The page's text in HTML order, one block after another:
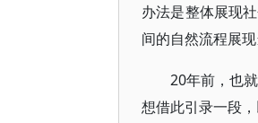
办法是整体展现
间的自然流程展
20年前，也
想借此引录一段